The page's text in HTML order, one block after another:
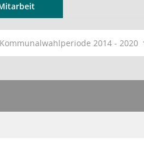
Kommunalwahlperiode 2014 - 2020